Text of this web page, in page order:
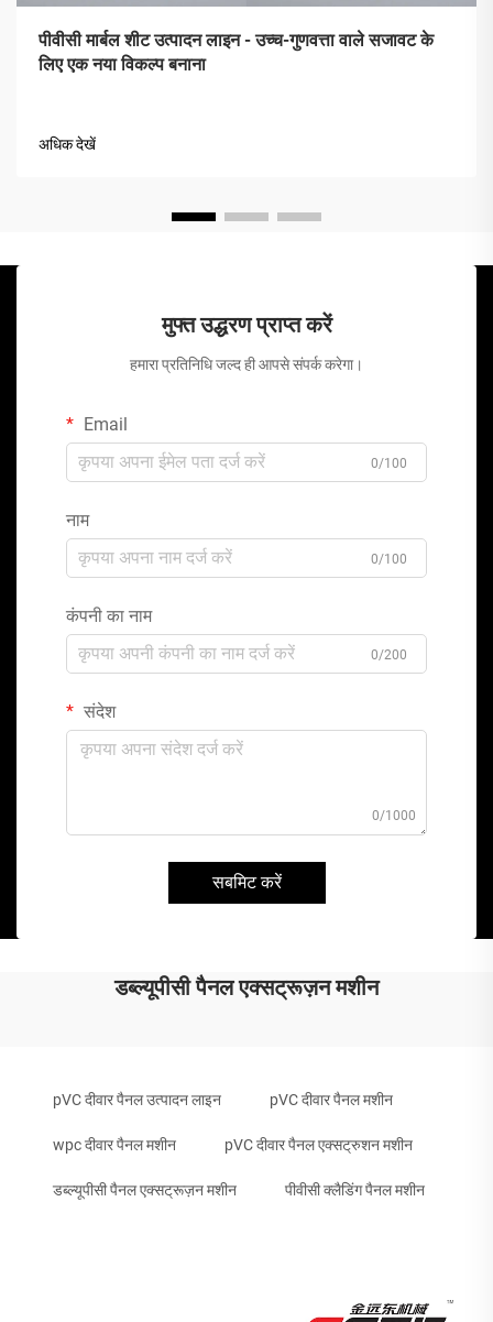
पीवीसी मार्बल शीट उत्पादन लाइन - उच्च-गुणवत्ता वाले सजावट के
लिए एक नया विकल्प बनाना
अधिक देखें
मुफ्त उद्धरण प्राप्त करें
हमारा प्रतिनिधि जल्द ही आपसे संपर्क करेगा।
Email
0/100
नाम
0/100
कंपनी का नाम
0/200
संदेश
0/1000
सबमिट करें
डब्ल्यूपीसी पैनल एक्सट्रूज़न मशीन
pVC दीवार पैनल उत्पादन लाइन pVC दीवार पैनल मशीन
wpc दीवार पैनल मशीन pVC दीवार पैनल एक्सट्रुशन मशीन
डब्ल्यूपीसी पैनल एक्सट्रूज़न मशीन पीवीसी क्लैडिंग पैनल मशीन